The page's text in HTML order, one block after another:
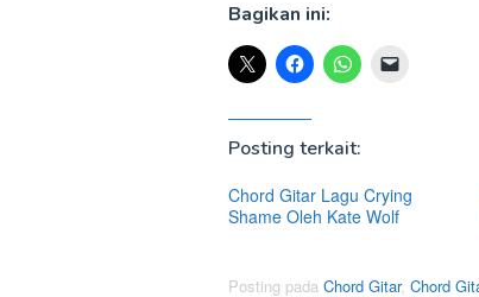
Bagikan ini:
Posting terkait:
Chord Gitar Lagu Crying
Shame Oleh Kate Wolf
Posting pada Chord Gitar, Chord